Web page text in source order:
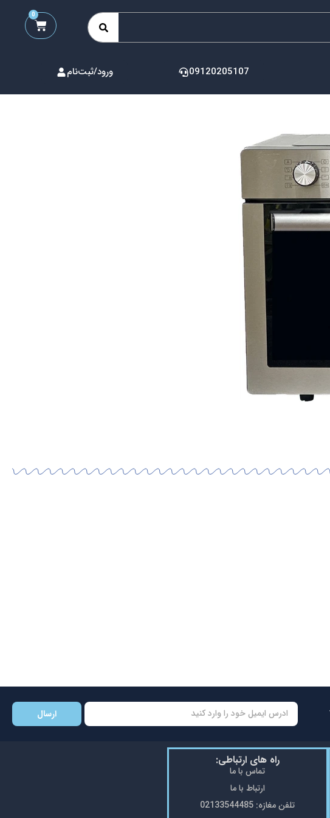
0
09120205107 ورود/ثبت‌نام
ارسال
راه های ارتباطی:
تماس با ما
ارتباط با ما
تلفن مغازه: 02133544485